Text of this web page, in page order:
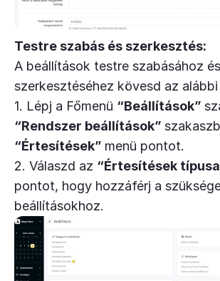
Testre szabás és szerkesztés:
A beállítások testre szabásához és
szerkesztéséhez kövesd az
1. Lépj a Főmenü “Beállítások”
“Rendszer beállítások”
“Értesítések” menü pontot.
2. Válaszd az “Értesítések
pontot, hogy hozzáférj a
beállításokhoz.